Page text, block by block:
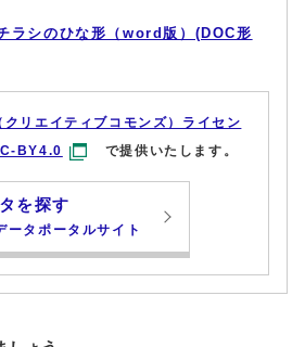
ラシのひな形（word版）(DOC形
クリエイティブコモンズ）ライセン
BY4.0 で提供いたします。
を探す
ータポータルサイト